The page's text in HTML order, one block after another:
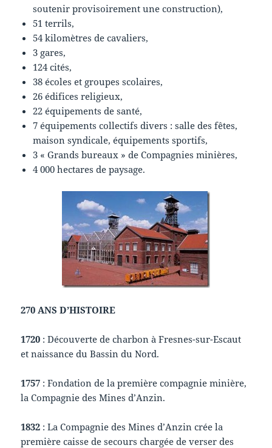
soutenir provisoirement une construction),
51 terrils,
54 kilomètres de cavaliers,
3 gares,
124 cités,
38 écoles et groupes scolaires,
26 édifices religieux,
22 équipements de santé,
7 équipements collectifs divers : salle des fêtes,
maison syndicale, équipements sportifs,
3 « Grands bureaux » de Compagnies minières,
4 000 hectares de paysage.
270 ANS D’HISTOIRE
1720 : Découverte de charbon à Fresnes-sur-Escaut
et naissance du Bassin du Nord.
1757 : Fondation de la première compagnie minière,
la Compagnie des Mines d’Anzin.
1832 : La Compagnie des Mines d’Anzin crée la
première caisse de secours chargée de verser des